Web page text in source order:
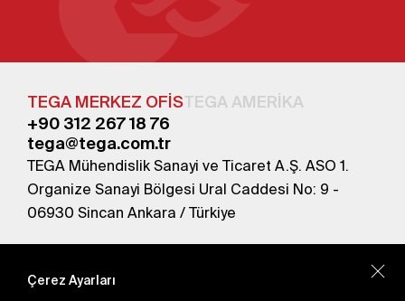
TEGA MERKEZ OFİSTEGA AMERİKA
+90 312 267 18 76
tega@tega.com.tr
TEGA Mühendislik Sanayi ve Ticaret A.Ş. ASO 1.
Organize Sanayi Bölgesi Ural Caddesi No: 9 -
06930 Sincan Ankara / Türkiye
abone olun.
Çerez Ayarları